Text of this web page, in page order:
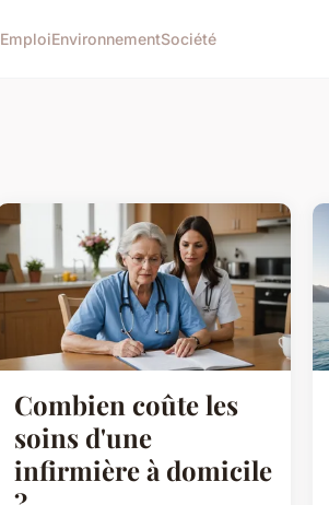
EmploiEnvironnementSociété
Combien coûte les
soins d'une
infirmière à domicile